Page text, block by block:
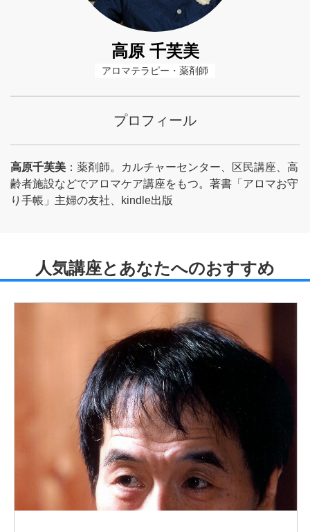
高原 千芙美
アロマテラピー・薬剤師
プロフィール
高原千芙美 ：薬剤師。カルチャーセンター、区民講座、高
齢者施設などでアロマケア講座をもつ。著書「アロマお守
り手帳」主婦の友社、kindle出版